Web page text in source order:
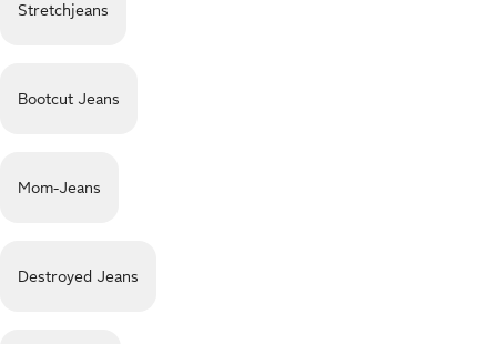
Stretchjeans
Bootcut Jeans
Mom-Jeans
Destroyed Jeans